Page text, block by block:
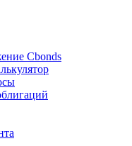
базу данных
Cbonds